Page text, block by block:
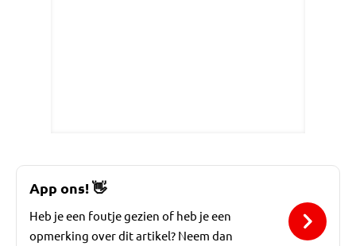
App ons! 👋
Heb je een foutje gezien of heb je een
opmerking over dit artikel? Neem dan